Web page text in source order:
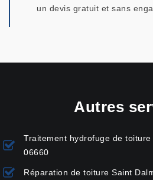
un devis gratuit et sans
Autres
Traitement hydrofuge de
06660
Réparation de toiture Saint